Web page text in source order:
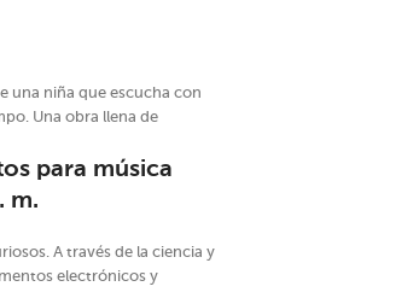
una niña que escucha con
Una obra llena de
para música
m.
A través de la ciencia y
electrónicos y